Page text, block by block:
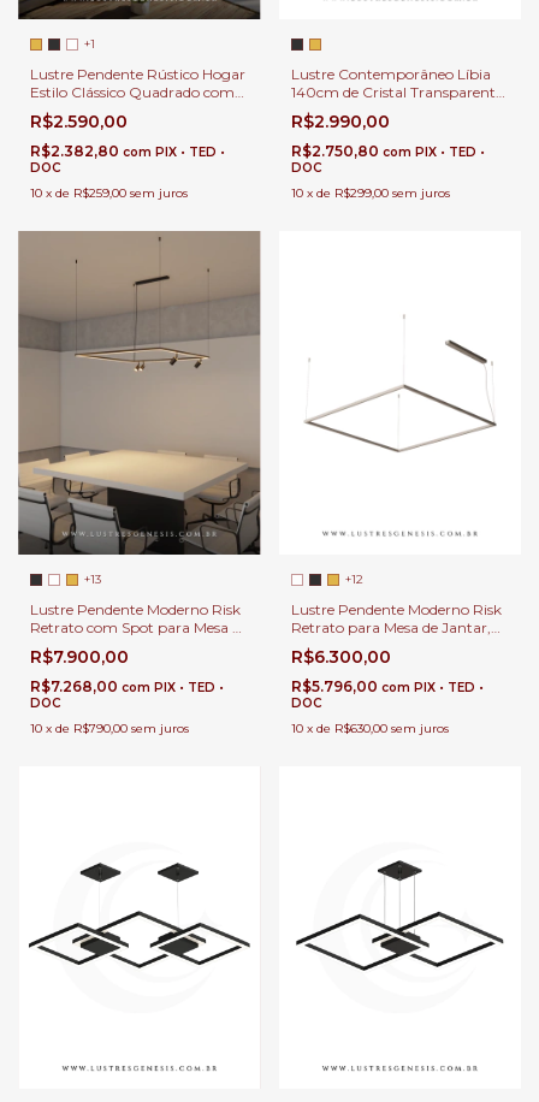
+1
Lustre Pendente Rústico Hogar
Estilo Clássico Quadrado com
Lâmpada E27 Para Sala de
Jantar
R$2.590,00
R$2.382,80 com PIX • TED •
DOC
10 x de R$259,00 sem juros
Lustre Contemporâneo Líbia
140cm de Cristal Transparentes
e Detalhes Preto Para Sala de
Jantar e Estar
R$2.990,00
R$2.750,80 com PIX • TED •
DOC
10 x de R$299,00 sem juros
+13
Lustre Pendente Moderno Risk
Retrato com Spot para Mesa de
Jantar, Quartos, Salas,
Escritório e Apartamento
R$7.900,00
R$7.268,00 com PIX • TED •
DOC
10 x de R$790,00 sem juros
+12
Lustre Pendente Moderno Risk
Retrato para Mesa de Jantar,
Quartos, Salas, Escritório e
Apartamento
R$6.300,00
R$5.796,00 com PIX • TED •
DOC
10 x de R$630,00 sem juros